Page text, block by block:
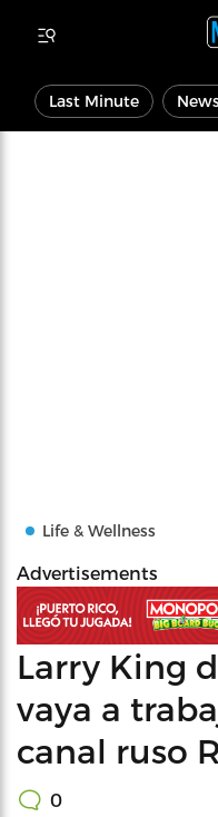
Last Minute News
Life & Wellness
Advertisements
Larry King
vaya a
canal ruso
0